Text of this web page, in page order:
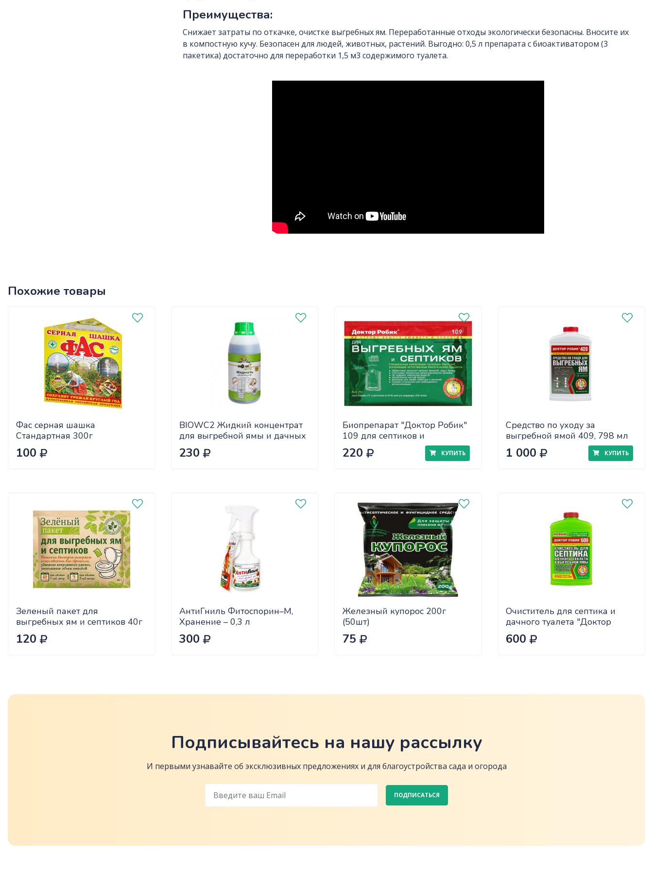
Преимущества:
Снижает затраты по откачке, очистке выгребных ям. Переработанные отходы экологически безопасны. Вносите их
в компостную кучу. Безопасен для людей, животных, растений. Выгодно: 0,5 л препарата с биоактиватором (3
пакетика) достаточно для переработки 1,5 м3 содержимого туалета.
Похожие товары
Фас серная шашка
Стандартная 300г
100
BIOWC2 Жидкий концентрат
для выгребной ямы и дачных
туалетов, 0.5 л, Nadzor
Garden/15
230
Биопрепарат "Доктор Робик"
109 для септиков и
выгребных ям 75г
220 КУПИТЬ
Средство по уходу за
выгребной ямой 409, 798 мл
х12 шт
1 000 КУПИТЬ
Зеленый пакет для
выгребных ям и септиков 40г
120
АнтиГниль Фитоспорин–М,
Хранение – 0,3 л
300
Железный купорос 200г
(50шт)
75
Очиститель для септика и
дачного туалета "Доктор
Робик 609", 798 мл
600
Подписывайтесь на нашу рассылку
И первыми узнавайте об эксклюзивных предложениях и для благоустройства сада и огорода
ПОДПИСАТЬСЯ